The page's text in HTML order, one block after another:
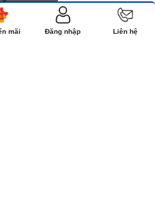
mãi Đăng nhập Liên hệ